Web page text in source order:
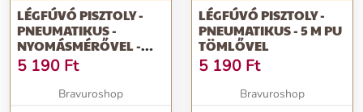
LÉGFÚVÓ PISZTOLY -
PNEUMATIKUS -
NYOMÁSMÉRŐVEL -
MAX. 12 BAR, 1/4"
5 190 Ft
Bravuroshop
LÉGFÚVÓ PISZTOLY -
PNEUMATIKUS - 5 M PU
TÖMLŐVEL
5 190 Ft
Bravuroshop